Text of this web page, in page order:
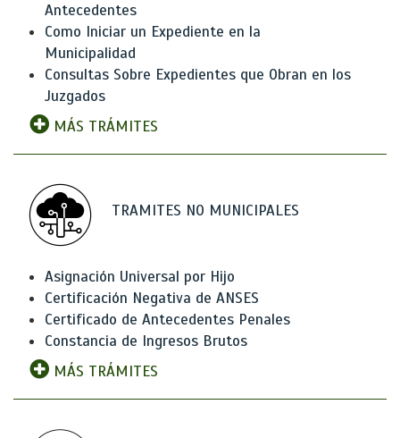
Antecedentes
Como Iniciar un Expediente en la
Municipalidad
Consultas Sobre Expedientes que Obran en los
Juzgados
MÁS TRÁMITES
TRAMITES NO MUNICIPALES
Asignación Universal por Hijo
Certificación Negativa de ANSES
Certificado de Antecedentes Penales
Constancia de Ingresos Brutos
MÁS TRÁMITES